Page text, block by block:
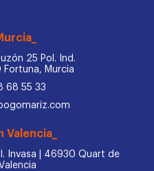
25 Pol. Ind.
Murcia
68 55 33
Valencia_
Invasa | 46930 Quart de